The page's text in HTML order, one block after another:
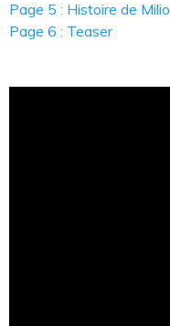
Page 5 : Histoire de Milio
Page 6 : Teaser